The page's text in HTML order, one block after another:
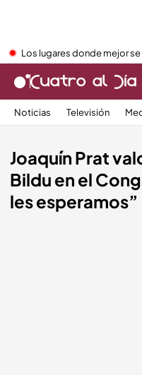
Los lugares donde mejor se
Noticias Televisión
Joaquín Prat
Bildu en el
les esperamos”